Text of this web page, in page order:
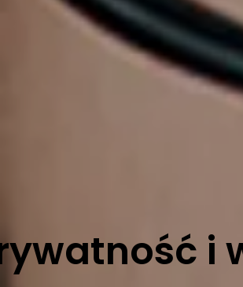
i